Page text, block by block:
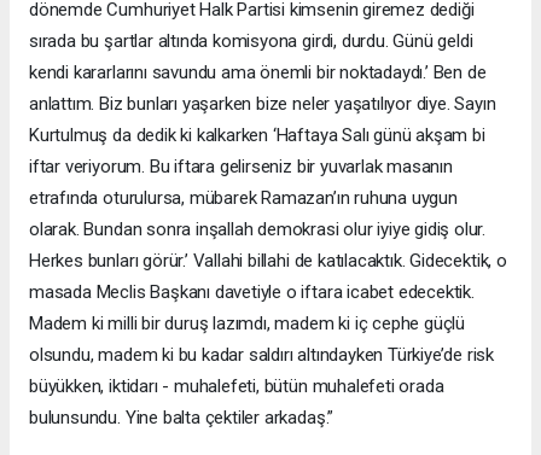
dönemde Cumhuriyet Halk Partisi kimsenin giremez dediği
sırada bu şartlar altında komisyona girdi, durdu. Günü geldi
kendi kararlarını savundu ama önemli bir noktadaydı.’ Ben de
anlattım. Biz bunları yaşarken bize neler yaşatılıyor diye. Sayın
Kurtulmuş da dedik ki kalkarken ‘Haftaya Salı günü akşam bi
iftar veriyorum. Bu iftara gelirseniz bir yuvarlak masanın
etrafında oturulursa, mübarek Ramazan’ın ruhuna uygun
olarak. Bundan sonra inşallah demokrasi olur iyiye gidiş olur.
Herkes bunları görür.’ Vallahi billahi de katılacaktık. Gidecektik, o
masada Meclis Başkanı davetiyle o iftara icabet edecektik.
Madem ki milli bir duruş lazımdı, madem ki iç cephe güçlü
olsundu, madem ki bu kadar saldırı altındayken Türkiye’de risk
büyükken, iktidarı - muhalefeti, bütün muhalefeti orada
bulunsundu. Yine balta çektiler arkadaş.”